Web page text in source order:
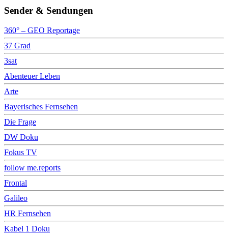
Sender & Sendungen
360° – GEO Reportage
37 Grad
3sat
Abenteuer Leben
Arte
Bayerisches Fernsehen
Die Frage
DW Doku
Fokus TV
follow me.reports
Frontal
Galileo
HR Fernsehen
Kabel 1 Doku